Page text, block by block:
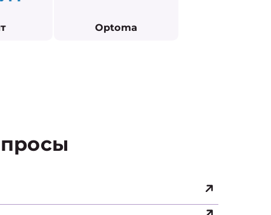
Optoma